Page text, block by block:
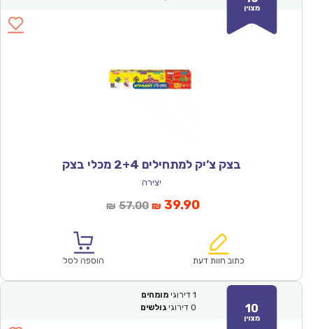
מצוין
בצק צ’יק למתחילים 2+4 מכלי בצק
יצירה
₪ 57.00המחיר
₪57.00.
₪ 39.90המחיר
הוא:
כתוב חוות דעת הוספה לסל
10
מצוין
1 דירוגי מומחים
0 דירוגי גולשים